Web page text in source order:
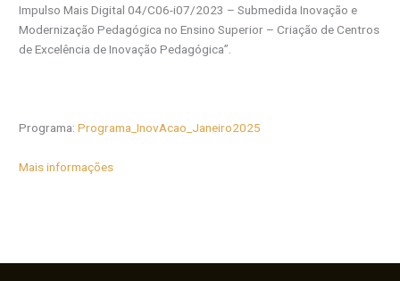
Impulso Mais Digital 04/C06-i07/2023 – Submedida Inovação e
Modernização Pedagógica no Ensino Superior – Criação de Centros
de Excelência de Inovação Pedagógica”.
Programa:Programa_InovAcao_Janeiro2025
Mais informações